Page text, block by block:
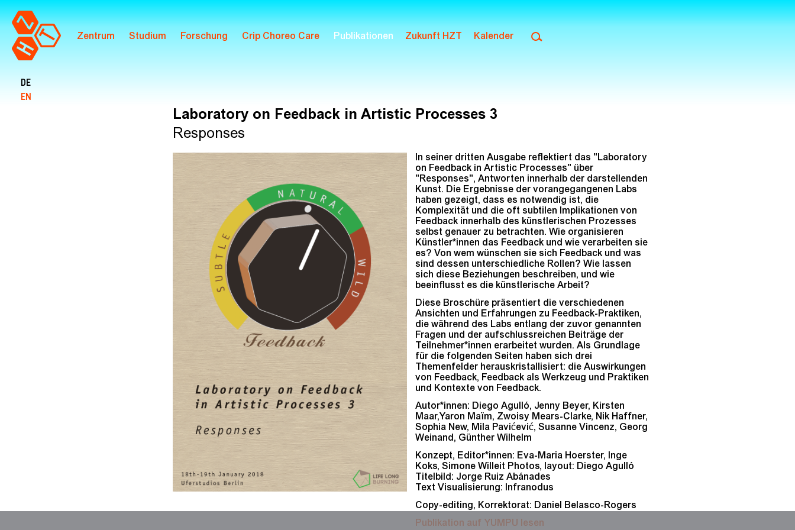
Zum Hauptinhalt springen
Zentrum Studium Forschung Crip Choreo Care Publikationen Zukunft HZT Kalender
DE
EN
Laboratory on Feedback in Artistic Processes 3
Responses
In seiner dritten Ausgabe reflektiert das "Laboratory
on Feedback in Artistic Processes" über
"Responses", Antworten innerhalb der darstellenden
Kunst. Die Ergebnisse der vorangegangenen Labs
haben gezeigt, dass es notwendig ist, die
Komplexität und die oft subtilen Implikationen von
Feedback innerhalb des künstlerischen Prozesses
selbst genauer zu betrachten. Wie organisieren
Künstler*innen das Feedback und wie verarbeiten sie
es? Von wem wünschen sie sich Feedback und was
sind dessen unterschiedliche Rollen? Wie lassen
sich diese Beziehungen beschreiben, und wie
beeinflusst es die künstlerische Arbeit?
Diese Broschüre präsentiert die verschiedenen
Ansichten und Erfahrungen zu Feedback-Praktiken,
die während des Labs entlang der zuvor genannten
Fragen und der aufschlussreichen Beiträge der
Teilnehmer*innen erarbeitet wurden. Als Grundlage
für die folgenden Seiten haben sich drei
Themenfelder herauskristallisiert: die Auswirkungen
von Feedback, Feedback als Werkzeug und Praktiken
und Kontexte von Feedback.
Autor*innen: Diego Agulló, Jenny Beyer, Kirsten
Maar,Yaron Maïm, Zwoisy Mears-Clarke, Nik Haffner,
Sophia New, Mila Pavićević, Susanne Vincenz, Georg
Weinand, Günther Wilhelm
Konzept, Editor*innen: Eva-Maria Hoerster, Inge
Koks, Simone Willeit Photos, layout: Diego Agulló
Titelbild: Jorge Ruiz Abánades
Text Visualisierung: Infranodus
Copy-editing, Korrektorat: Daniel Belasco-Rogers
Publikation auf YUMPU lesen